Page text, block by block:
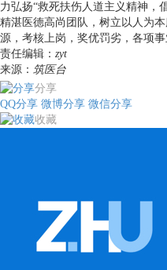
力弘扬“救死扶伤人道主义精神，
精湛医德高尚团队，树立以人为
源，考核上岗，奖优罚劣，各项
责任编辑： zyt
来源： 筑医台
分享
QQ分享 微博分享 微信分享
收藏